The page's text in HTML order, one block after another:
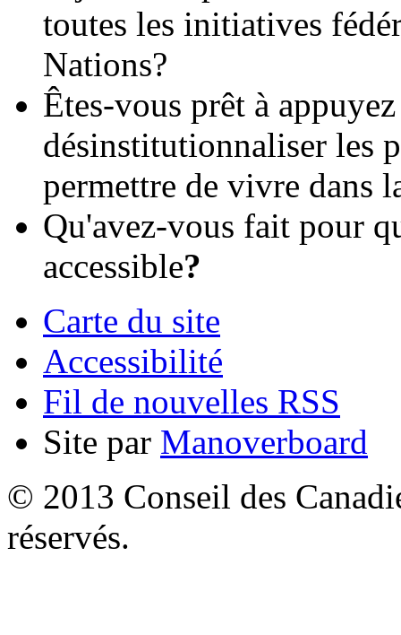
toutes les initiatives
Nations?
Êtes-vous prêt à
désinstitutionnaliser les
permettre de vivre dans
Qu'avez-vous fait pour
accessible?
Carte du site
Accessibilité
Fil de nouvelles RSS
Site par Manoverboard
© 2013 Conseil des
réservés.